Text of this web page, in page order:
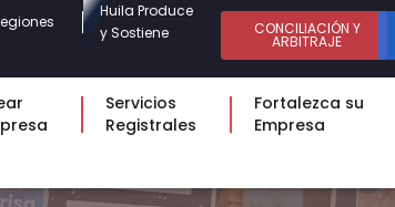
Huila Produce
y Sostiene
CONCILIACIÓN Y
ARBITRAJE
Servicios
Registrales
Fortalezca su
Empresa